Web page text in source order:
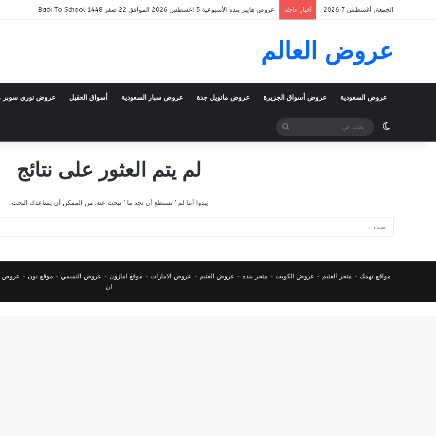
الجمعة, أغسطس 7 2026 أخبار عاجلة عروض هايبر بنده الأسبوعية 5 اغسطس 2026 الموافق 22 صفر 1448 Back To School
عروض العالم
عروض السعودية عروض أسواق الجزيرة عروض مانويل جدة عروض سبار السعودية أسواق العقيل عروض نوري سوبر
الوضع المظلم
بحث
عن
لم يتم العثور على نتائج
يبدوا أننا لم ’ نستطع أن نجد ما ’ تبحث عنه. من الممكن أن يساعدك البحث.
مواقع تهمك - متجر العثيم - عروض الكويت - متجر بنده - عروض العثيم - عروض الامارات - موقع امازون - عروض التميمي - موقع نون - عروض
ان